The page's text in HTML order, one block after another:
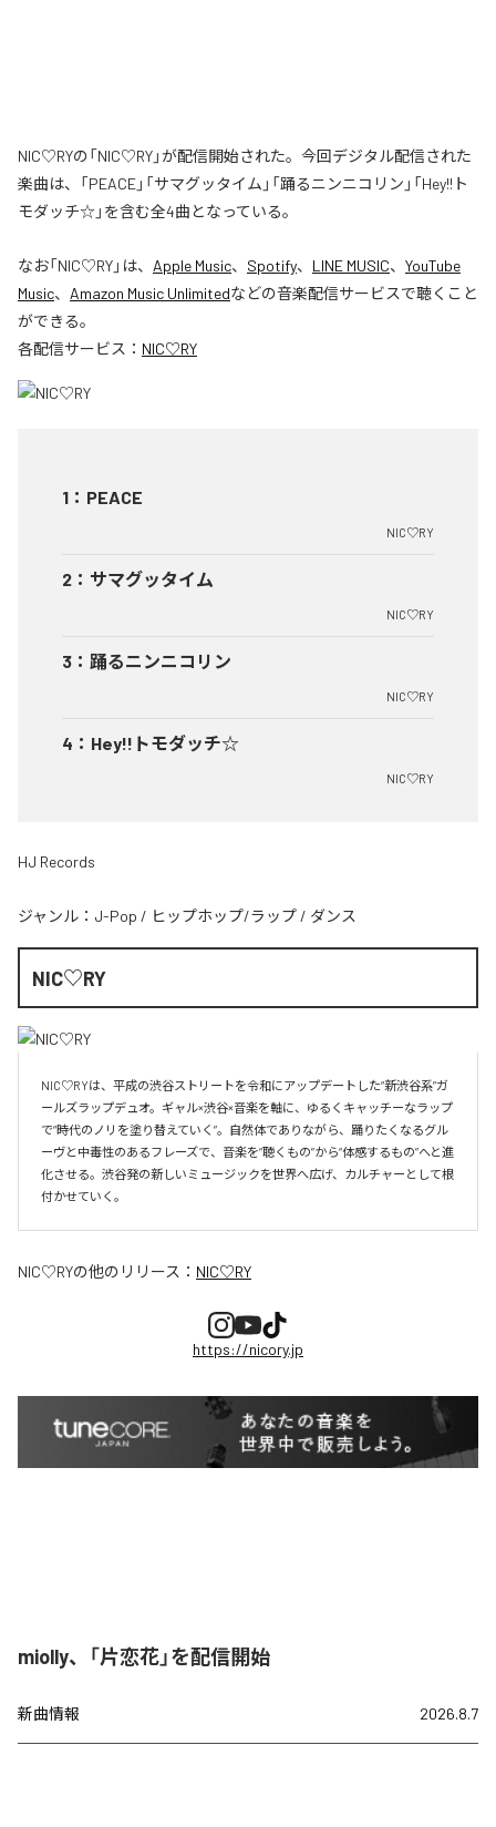
NIC♡RYの「NIC♡RY」が配信開始された。今回デジタル配信された
楽曲は、「PEACE」「サマグッタイム」「踊るニンニコリン」「Hey!!ト
モダッチ☆」を含む全4曲となっている。
なお「NIC♡RY」は、 Apple Music、 Spotify、 LINE MUSIC、 YouTube
Music、 Amazon Music Unlimitedなどの音楽配信サービスで聴くこと
ができる。
各配信サービス： NIC♡RY
1 ： PEACE
NIC♡RY
2 ： サマグッタイム
NIC♡RY
3 ： 踊るニンニコリン
NIC♡RY
4 ： Hey!!トモダッチ☆
NIC♡RY
HJ Records
ジャンル： J-Pop / ヒップホップ/ラップ / ダンス
NIC♡RY
NIC♡RYは、平成の渋谷ストリートを令和にアップデートした“新渋谷系”ガ
ールズラップデュオ。ギャル×渋谷×音楽を軸に、ゆるくキャッチーなラップ
で“時代のノリを塗り替えていく”。自然体でありながら、踊りたくなるグル
ーヴと中毒性のあるフレーズで、音楽を“聴くもの”から“体感するもの”へと進
化させる。渋谷発の新しいミュージックを世界へ広げ、カルチャーとして根
付かせていく。
NIC♡RYの他のリリース： NIC♡RY
https://nicory.jp
miolly、「片恋花」を配信開始
新曲情報 2026.8.7